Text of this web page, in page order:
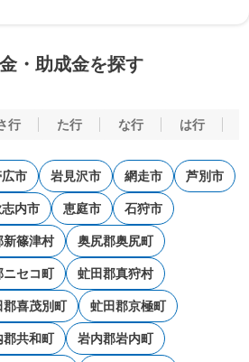
・助成金を探す
行 た行 な行 は行
市 岩見沢市 網走市 芦別市
内市 恵庭市 石狩市
新篠津村 奥尻郡奥尻町
ニセコ町 虻田郡真狩村
郡喜茂別町 虻田郡京極町
郡共和町 岩内郡岩内町